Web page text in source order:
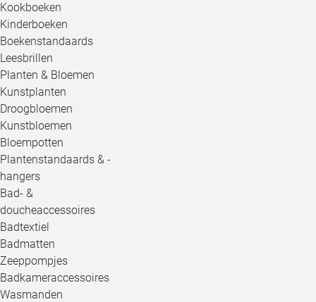
Kookboeken
Kinderboeken
Boekenstandaards
Leesbrillen
Planten & Bloemen
Kunstplanten
Droogbloemen
Kunstbloemen
Bloempotten
Plantenstandaards & -
hangers
Bad- &
doucheaccessoires
Badtextiel
Badmatten
Zeeppompjes
Badkameraccessoires
Wasmanden